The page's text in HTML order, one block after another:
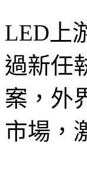
LED上
過新任
案，外
市場，